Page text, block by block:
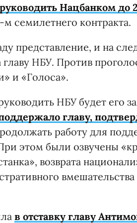
Нацбанком до
семилетнего контракта.
представление, и на
НБУ. Против
и «Голоса».
НБУ будет его
главу,
работу для
этом были озвучены
возврата
в отставку главу